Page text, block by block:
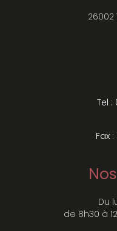
Tel :
Fax
Du
de 8h30 à